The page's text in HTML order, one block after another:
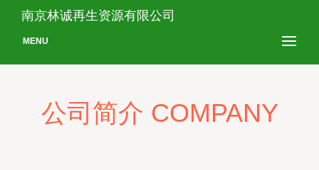
南京林诚再生资源有限公司
MENU
公司简介 COMPANY